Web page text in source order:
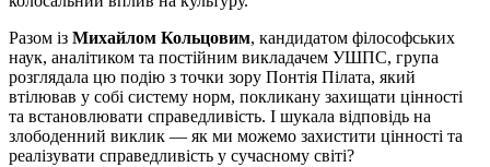
Разом із Михайлом Кольцовим, кандидатом філософських
наук, аналітиком та постійним викладачем УШПС, група
розглядала цю подію з точки зору Понтія Пілата, який
втілював у собі систему норм, покликану захищати цінності
та встановлювати справедливість. І шукала відповідь на
злободенний виклик — як ми можемо захистити цінності та
реалізувати справедливість у сучасному світі?